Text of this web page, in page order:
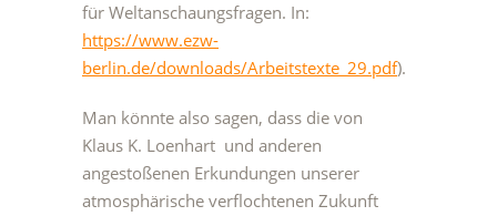
für Weltanschaungsfragen. In:
https://www.ezw-
berlin.de/downloads/Arbeitstexte_29.pdf).
Man könnte also sagen, dass die von
Klaus K. Loenhart und anderen
angestoßenen Erkundungen unserer
atmosphärische verflochtenen Zukunft